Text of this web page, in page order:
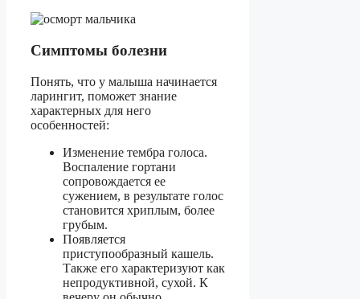
Симптомы болезни
Понять, что у малыша начинается
ларингит, поможет знание
характерных для него
особенностей:
Изменение тембра голоса.
Воспаление гортани
сопровождается ее
сужением, в результате голос
становится хриплым, более
грубым.
Появляется
приступообразный кашель.
Также его характеризуют как
непродуктивной, сухой. К